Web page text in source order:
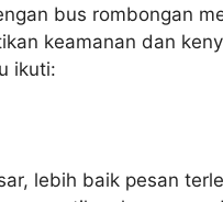
bus rombongan
keamanan dan
ikuti:
lebih baik pesan